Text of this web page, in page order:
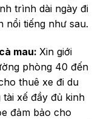
trình dài ngày đi
nổi tiếng như sau.
mau: Xin giới
phòng 40 đến
thuê xe đi du
xế đầy đủ kinh
đảm bảo cho